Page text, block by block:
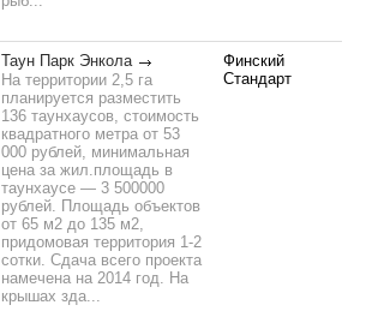
Таун Парк Энкола
На территории 2,5 га
планируется разместить
136 таунхаусов, стоимость
квадратного метра от 53
000 рублей, минимальная
цена за жил.площадь в
таунхаусе — 3 500000
рублей. Площадь объектов
от 65 м2 до 135 м2,
придомовая территория 1-2
сотки. Сдача всего проекта
намечена на 2014 год. На
крышах зда...
Финский
Стандарт